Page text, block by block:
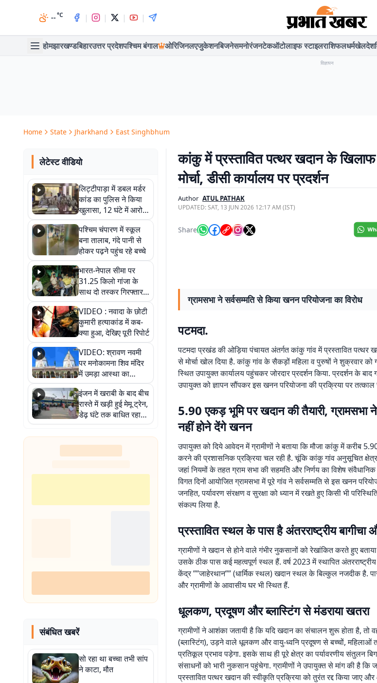
--°C | | | |
होमझारखण्डबिहारउत्तर प्रदेशपश्चिम बंगाल ओरिजिनलएजुकेशनबिजनेसमनोरंजनटेकऑटोलाइफ स्टाइलराशिफलधर्मखेलदेश
विज्ञापन
Home State Jharkhand East Singhbhum
लेटेस्ट वीडियो
लिट्टीपाड़ा में डबल मर्डर
कांड का पुलिस ने किया
खुलासा, 12 घंटे में आरोपी
गिरफ्तार
पश्चिम चंपारण में स्कूल
बना तालाब, गंदे पानी से
होकर पढ़ने पहुंच रहे बच्चे
भारत-नेपाल सीमा पर
31.25 किलो गांजा के
साथ दो तस्कर गिरफ्तार,
नेपाली नंबर की बाइक
जब्त
VIDEO : नवादा के छोटी
कुमारी हत्याकांड में कब-
क्या हुआ, देखिए पूरी रिपोर्ट
VIDEO: श्रावण नवमी
पर मनोकामना शिव मंदिर
में उमड़ा आस्था का
सैलाब, हर-हर महादेव के
जयघोष से गूंजा परिसर
इंजन में खराबी के बाद बीच
रास्ते में खड़ी हुई मेमू ट्रेन,
डेढ़ घंटे तक बाधित रहा
आवागमन
संबंधित खबरें
सो रहा था बच्चा तभी सांप
ने काटा, मौत
कांकु में प्रस्तावित पत्थर खदान के खिलाफ
मोर्चा, डीसी कार्यालय पर प्रदर्शन
Author ATUL PATHAK
UPDATED:SAT, 13 JUN 2026 12:17 AM (IST)
Share
ग्रामसभा ने सर्वसम्मति से किया खनन परियोजना का विरोध
पटमदा.
पटमदा प्रखंड की ओड़िया पंचायत अंतर्गत कांकु गांव में प्रस्तावित पत्थर
से मोर्चा खोल दिया है. कांकु गांव के सैकड़ों महिला व पुरुषों ने शुक्रवार
स्थित उपायुक्त कार्यालय पहुंचकर जोरदार प्रदर्शन किया. प्रदर्शन के
उपायुक्त को ज्ञापन सौंपकर इस खनन परियोजना की प्रक्रिया पर तत्काल
5.90 एकड़ भूमि पर खदान की तैयारी, ग्रामसभा
नहीं होने देंगे खनन
उपायुक्त को दिये आवेदन में ग्रामीणों ने बताया कि मौजा कांकु में करीब
करने की प्रशासनिक प्रक्रिया चल रही है. चूंकि कांकु गांव अनुसूचित
जहां नियमों के तहत ग्राम सभा की सहमति और निर्णय का विशेष संवैधानिक
विगत दिनों आयोजित ग्रामसभा में पूरे गांव ने सर्वसम्मति से इस खनन
जनहित, पर्यावरण संरक्षण व सुरक्षा को ध्यान में रखते हुए किसी भी
संकल्प लिया है.
प्रस्तावित स्थल के पास है अंतरराष्ट्रीय
ग्रामीणों ने खदान से होने वाले गंभीर नुकसानों को रेखांकित करते हुए
उसके ठीक पास कई महत्वपूर्ण स्थल हैं. वर्ष 2023 में स्थापित
केंद्र ””जाहेरथान”” (धार्मिक स्थल) खदान स्थल के बिल्कुल नजदीक है.
और ग्रामीणों के आवासीय घर भी स्थित हैं.
धूलकण, प्रदूषण और ब्लास्टिंग से मंडराया खतरा
ग्रामीणों ने आशंका जतायी है कि यदि खदान का संचालन शुरू होता है, तो
(ब्लास्टिंग), उड़ने वाले धूलकण और वायु-ध्वनि प्रदूषण से बच्चों, महिलाओं
प्रतिकूल प्रभाव पड़ेगा. इसके साथ ही पूरे क्षेत्र का पर्यावरणीय संतुलन
संसाधनों को भारी नुकसान पहुंचेगा. ग्रामीणों ने उपायुक्त से मांग की है
प्रस्तावित पत्थर खदान की स्वीकृति प्रक्रिया को तुरंत रद्द किया जाए